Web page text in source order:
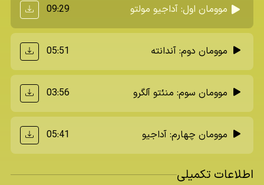
موومان اول: آداجیو مولتو 09:29
موومان دوم: آندانته 05:51
موومان سوم: منئتو آلگرو 03:56
موومان چهارم: آداجیو 05:41
اطلاعات تکمیلی